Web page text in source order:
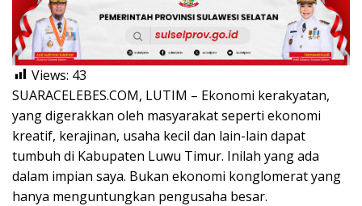
Views: 43
SUARACELEBES.COM, LUTIM – Ekonomi kerakyatan,
yang digerakkan oleh masyarakat seperti ekonomi
kreatif, kerajinan, usaha kecil dan lain-lain dapat
tumbuh di Kabupaten Luwu Timur. Inilah yang ada
dalam impian saya. Bukan ekonomi konglomerat yang
hanya menguntungkan pengusaha besar.